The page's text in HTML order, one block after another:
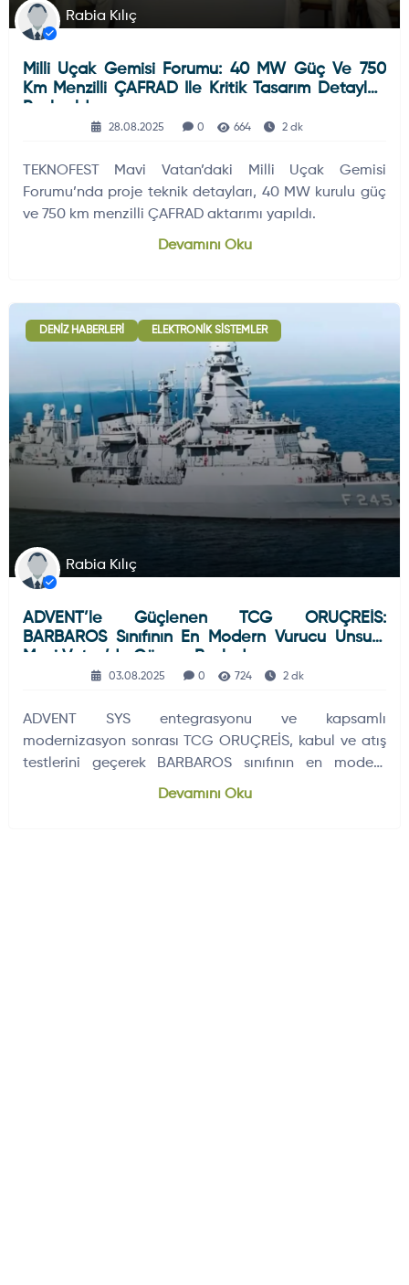
Rabia Kılıç
Milli Uçak Gemisi Forumu: 40 MW Güç Ve 750
Km Menzilli ÇAFRAD Ile Kritik Tasarım Detayları
Paylaşıldı
28.08.2025 0 664 2 dk
TEKNOFEST Mavi Vatan’daki Milli Uçak Gemisi
Forumu’nda proje teknik detayları, 40 MW kurulu güç
ve 750 km menzilli ÇAFRAD aktarımı yapıldı.
Devamını Oku
DENIZ HABERLERI ELEKTRONIK SISTEMLER
Rabia Kılıç
ADVENT’le Güçlenen TCG ORUÇREİS:
BARBAROS Sınıfının En Modern Vurucu Unsuru
Mavi Vatan’da Göreve Başladı
03.08.2025 0 724 2 dk
ADVENT SYS entegrasyonu ve kapsamlı
modernizasyon sonrası TCG ORUÇREİS, kabul ve atış
testlerini geçerek BARBAROS sınıfının en modern
unsuru olarak Mavi Vatan’da göreve başladı.
Devamını Oku